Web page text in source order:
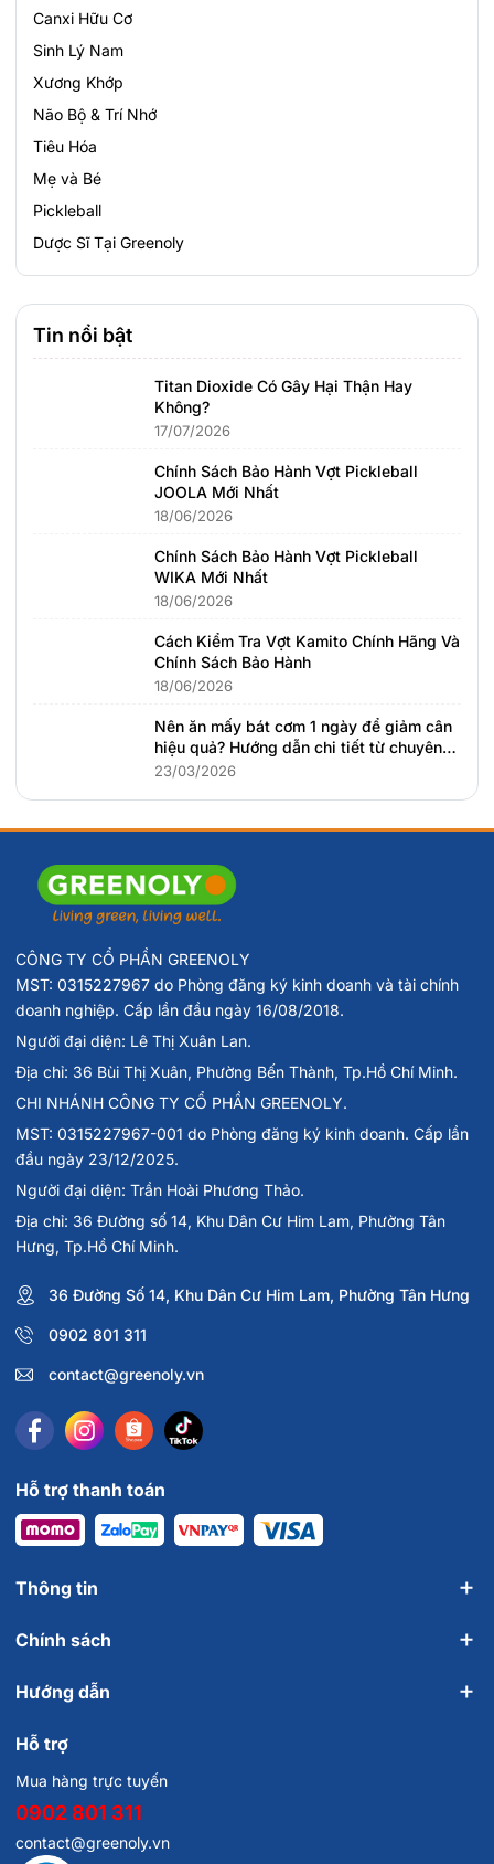
Canxi Hữu Cơ
Sinh Lý Nam
Xương Khớp
Não Bộ & Trí Nhớ
Tiêu Hóa
Mẹ và Bé
Pickleball
Dược Sĩ Tại Greenoly
Tin nổi bật
Titan Dioxide Có Gây Hại Thận Hay
Không?
17/07/2026
Chính Sách Bảo Hành Vợt Pickleball
JOOLA Mới Nhất
18/06/2026
Chính Sách Bảo Hành Vợt Pickleball
WIKA Mới Nhất
18/06/2026
Cách Kiểm Tra Vợt Kamito Chính Hãng Và
Chính Sách Bảo Hành
18/06/2026
Nên ăn mấy bát cơm 1 ngày để giảm cân
hiệu quả? Hướng dẫn chi tiết từ chuyên
gia dinh dưỡng
23/03/2026
CÔNG TY CỔ PHẦN GREENOLY
MST: 0315227967 do Phòng đăng ký kinh doanh và tài chính
doanh nghiệp. Cấp lần đầu ngày 16/08/2018.
Người đại diện: Lê Thị Xuân Lan.
Địa chỉ: 36 Bùi Thị Xuân, Phường Bến Thành, Tp.Hồ Chí Minh.
CHI NHÁNH CÔNG TY CỔ PHẦN GREENOLY.
MST: 0315227967-001 do Phòng đăng ký kinh doanh. Cấp lần
đầu ngày 23/12/2025.
Người đại diện: Trần Hoài Phương Thảo.
Địa chỉ: 36 Đường số 14, Khu Dân Cư Him Lam, Phường Tân
Hưng, Tp.Hồ Chí Minh.
36 Đường Số 14, Khu Dân Cư Him Lam, Phường Tân Hưng
0902 801 311
contact@greenoly.vn
Hỗ trợ thanh toán
Thông tin
Chính sách
Hướng dẫn
Hỗ trợ
Mua hàng trực tuyến
0902 801 311
contact@greenoly.vn